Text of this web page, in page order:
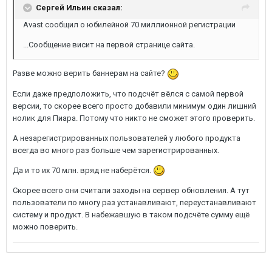
Сергей Ильин сказал:
Avast сообщил о юбилейной 70 миллионной регистрации
...Сообщение висит на первой странице сайта.
Разве можно верить баннерам на сайте?
Если даже предположить, что подсчёт вёлся с самой первой
версии, то скорее всего просто добавили минимум один лишний
нолик для Пиара. Потому что никто не сможет этого проверить.
А незарегистрированных пользователей у любого продукта
всегда во много раз больше чем зарегистрированных.
Да и то их 70 млн. вряд не наберётся.
Скорее всего они считали заходы на сервер обновления. А тут
пользователи по многу раз устанавливают, переустанавливают
систему и продукт. В набежавшую в таком подсчёте сумму ещё
можно поверить.